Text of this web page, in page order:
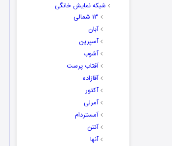
شبکه نمایش خانگی
۱۳ شمالی
آبان
آسپرین
آشوب
آفتاب پرست
آقازاده
آکتور
آمرلی
آمستردام
آنتن
آنها